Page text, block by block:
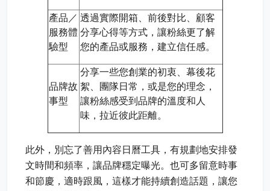
產品／
服務體
驗型
透過實際開箱、前後對比、顧客
分享心得等方式，讓粉絲更了解
您的產品或服務，建立信任感。
品牌故
事型
分享一些您創業的初衷、幕後花
絮、團隊日常，或是您的理念，
讓粉絲感受到品牌的溫度和人
味，拉近彼此距離。
此外，別忘了善用內容日曆工具，有規劃地安排發
文時間和頻率，讓品牌穩定曝光。也可多留意時事
和節慶，適時跟風，這樣才能持續創造話題，讓您